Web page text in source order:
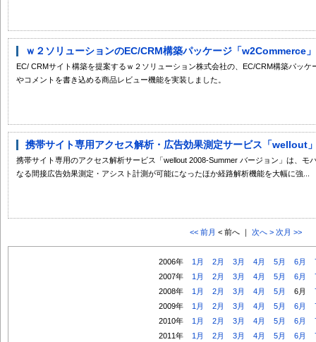
ｗ２ソリューションのEC/CRM構築パッケージ「w2Commerce
EC/ CRMサイト構築を提案するｗ２ソリューション株式会社の、EC/CRM構築パッ
やコメントを書き込める商品レビュー機能を実装しました。
携帯サイト専用アクセス解析・広告効果測定サービス「wellout
携帯サイト専用のアクセス解析サービス「wellout 2008-Summer バージョン」は、モ
なる間接広告効果測定・アシスト計測が可能になったほか経路解析機能を大幅に強...
<< 前月 < 前へ ｜ 次へ > 次月 >>
2006年 1月 2月 3月 4月 5月 6月
2007年
1月 2月 3月 4月 5月 6月
2008年
1月 2月 3月 4月 5月 6月
2009年
1月 2月 3月 4月 5月 6月
2010年
1月 2月 3月 4月 5月 6月
2011年
1月 2月 3月 4月 5月 6月